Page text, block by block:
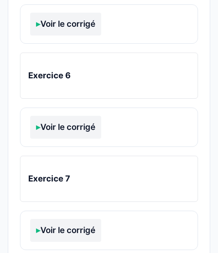
Voir le corrigé
Exercice 6
Voir le corrigé
Exercice 7
Voir le corrigé